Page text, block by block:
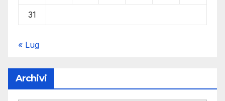
31
« Lug
Archivi